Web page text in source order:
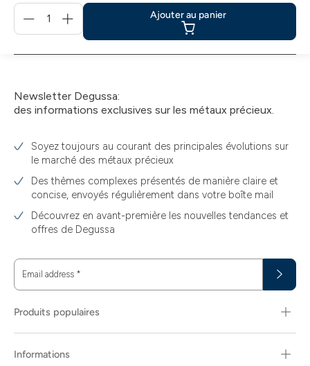
Ajouter
panier
Ajouter au panier
Newsletter Degussa:
des informations exclusives sur les métaux précieux.
Soyez toujours au courant des principales évolutions sur
le marché des métaux précieux
Des thèmes complexes présentés de manière claire et
concise, envoyés régulièrement dans votre boîte mail
Découvrez en avant-première les nouvelles tendances et
offres de Degussa
Email address *
Produits populaires
Informations